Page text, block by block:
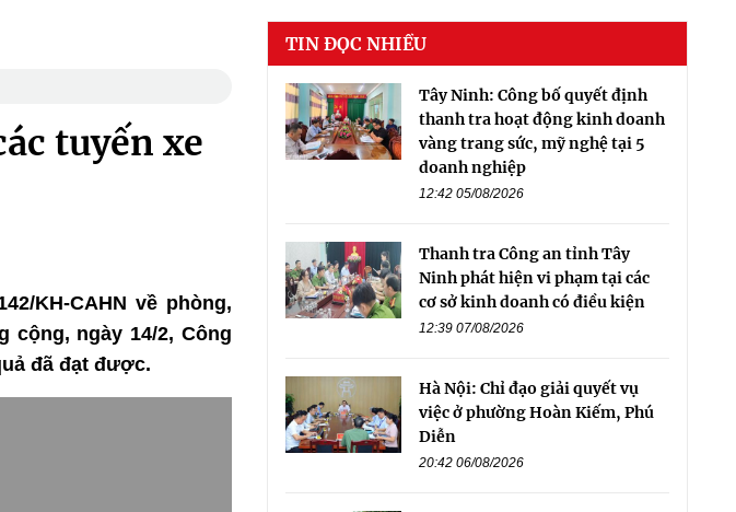
tuyến xe
KH-CAHN về phòng,
cộng, ngày 14/2, Công
đã đạt được.
TIN ĐỌC NHIỀU
Tây Ninh: Công bố quyết định
thanh tra hoạt động kinh doanh
vàng trang sức, mỹ nghệ tại 5
doanh nghiệp
12:42 05/08/2026
Thanh tra Công an tỉnh Tây
Ninh phát hiện vi phạm tại các
cơ sở kinh doanh có điều kiện
12:39 07/08/2026
Hà Nội: Chỉ đạo giải quyết vụ
việc ở phường Hoàn Kiếm, Phú
Diễn
20:42 06/08/2026